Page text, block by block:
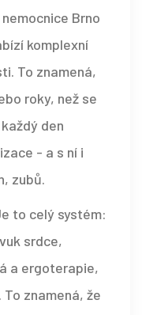
Brno
komplexní
To znamená,
roky, než se
den
- a s ní i
zubů.
to celý systém:
srdce,
a ergoterapie,
. To znamená, že